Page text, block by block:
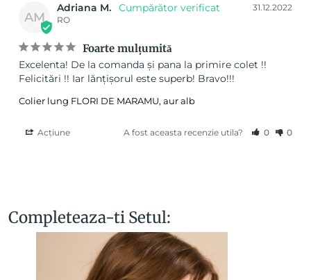
AM
31.12.2022
Adriana M.
RO
Foarte mulțumită
Excelenta! De la comanda și pana la primire colet !!
Felicitări !! Iar lănțișorul este superb! Bravo!!!
Colier lung FLORI DE MARAMU, aur alb
Acțiune A fost aceasta recenzie utila? 0 0
Completeaza-ti Setul: